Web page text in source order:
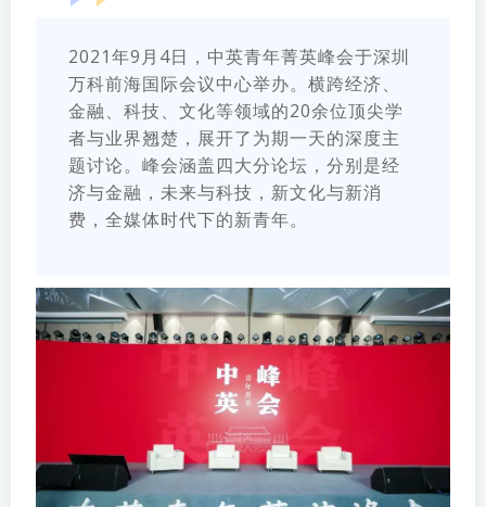
2021年9月4日，中英青年菁英峰会于深圳
万科前海国际会议中心举办。横跨经济、
金融、科技、文化等领域的20余位顶尖学
者与业界翘楚，展开了为期一天的深度主
题讨论。峰会涵盖四大分论坛，分别是经
济与金融，未来与科技，新文化与新消
费，全媒体时代下的新青年。